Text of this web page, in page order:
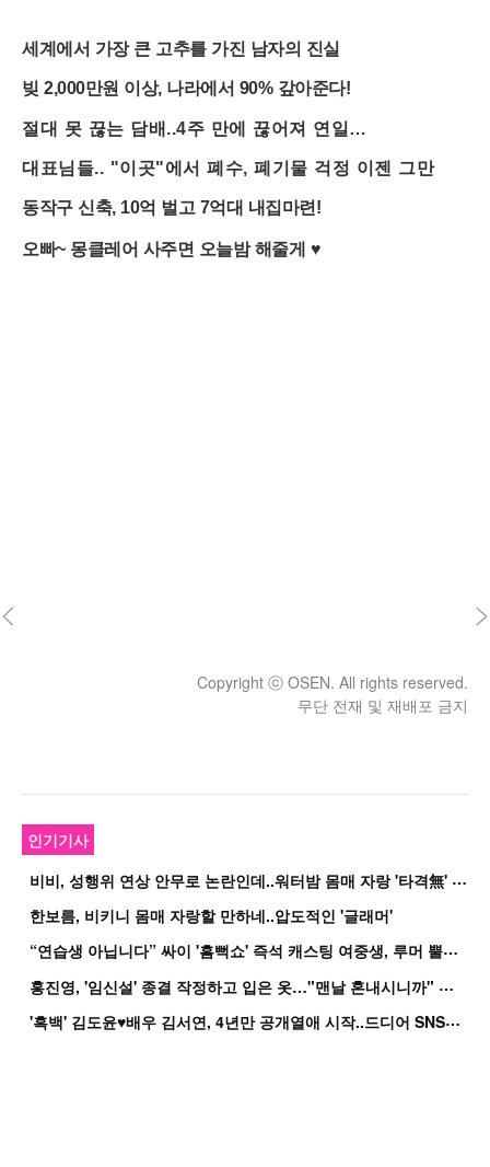
Copyright ⓒ OSEN. All rights reserved.
무단 전재 및 재배포 금지
인기기사
비
비, 성행위 연상 안무로 논란인데..워터밤 몸매 자랑 '타격無' 근황
한보름, 비키니 몸매 자랑할 만하네..압도적인 '글래머'
“
연습생 아닙니다” 싸이 '흠뻑쇼' 즉석 캐스팅 여중생, 루머 뿔났다[Oh!쎈 이...
홍
진영, '임신설' 종결 작정하고 입은 옷…"맨날 혼내시니까" 억울
'
흑백' 김도윤♥배우 김서연, 4년만 공개열애 시작..드디어 SNS에 노출 [핫피...